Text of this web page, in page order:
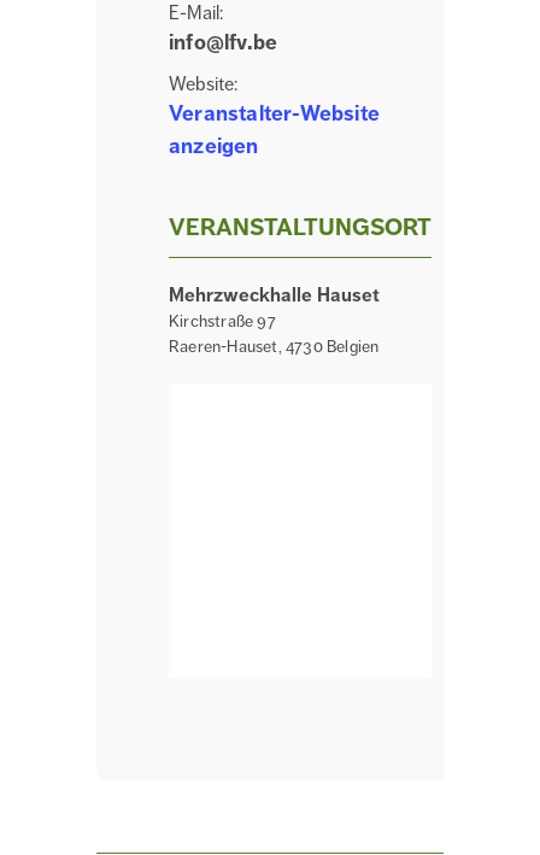
E-Mail:
info@lfv.be
Website:
Veranstalter-Website
anzeigen
VERANSTALTUNGSORT
Mehrzweckhalle Hauset
Kirchstraße 97
Raeren-Hauset, 4730 Belgien